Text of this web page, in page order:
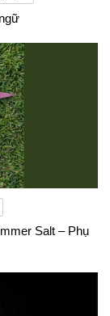
Salt – Phụ